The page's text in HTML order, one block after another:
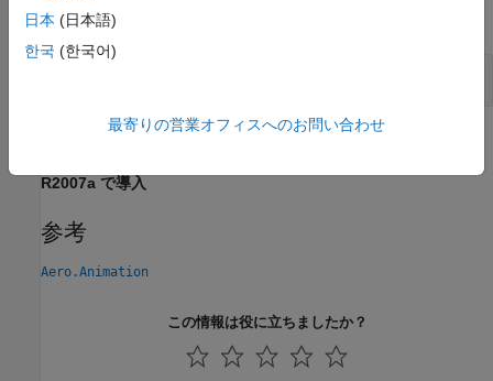
すべて展開する
R2007a で導入
参考
Aero.Animation
この情報は役に立ちましたか？
日本 (日本語)
한국 (한국어)
最寄りの営業オフィスへのお問い合わせ